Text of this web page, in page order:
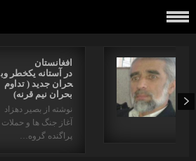
افغانستان
در آستانه یکخطر وب
حران جدید ( تداوم
بحران نیم قرنه)
نوشته از بصیر دهزاد
آغاز جنگ ها و حملات
پراگنده گروه…